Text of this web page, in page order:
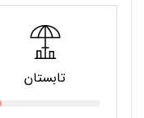
تابستان